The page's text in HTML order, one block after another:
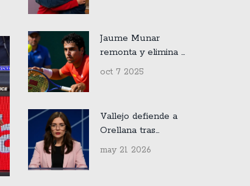
Jaume Munar
remonta y elimina a
Marton Fucsovics
oct 7 2025
Vallejo defiende a
Orellana tras
debate sobre
Primera Dama y
may 21 2026